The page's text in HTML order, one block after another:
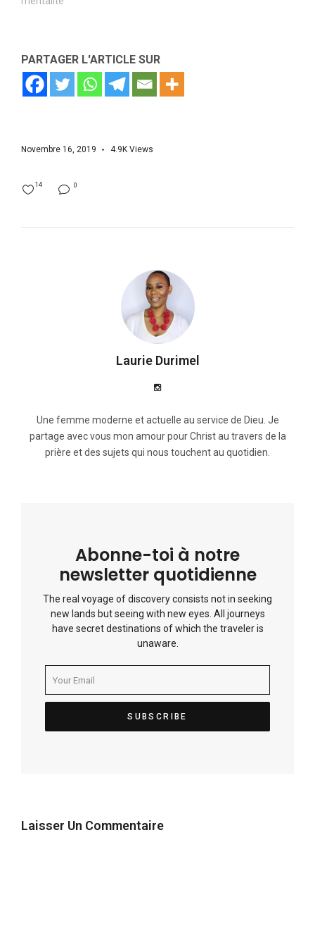
PARTAGER L'ARTICLE SUR
Novembre 16, 2019 4.9K Views
0
14
Laurie Durimel
Une femme moderne et actuelle au service de Dieu. Je
partage avec vous mon amour pour Christ au travers de la
prière et des sujets qui nous touchent au quotidien.
Abonne-toi à notre
newsletter quotidienne
The real voyage of discovery consists not in seeking
new lands but seeing with new eyes. All journeys
have secret destinations of which the traveler is
unaware.
Laisser Un Commentaire